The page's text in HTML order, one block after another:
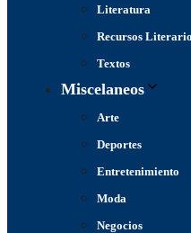
Literatura
Recursos
Textos
Miscelaneos
Arte
Deportes
Entretenimiento
Moda
Negocios